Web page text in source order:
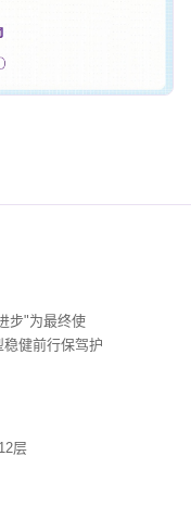
步"为最终使
健前行保驾护
层